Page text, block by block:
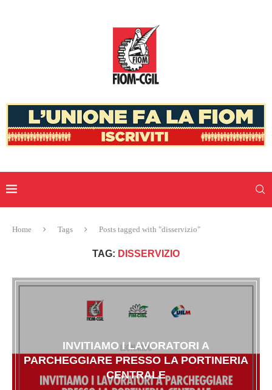
Home Tags Posts tagged with "disservizio"
TAG: DISSERVIZIO
INVITIAMO I LAVORATORI A
PARCHEGGIARE PRESSO LA PORTINERIA
CENTRALE